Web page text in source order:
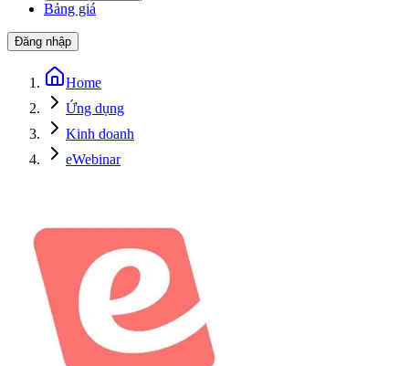
Bảng giá
Đăng nhập
Home
Ứng dụng
Kinh doanh
eWebinar